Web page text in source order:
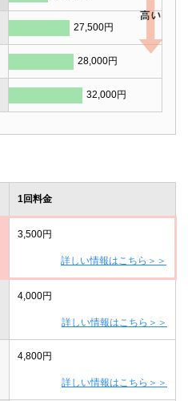
27,500円
28,000円
32,000円
1回料金
3,500円
詳しい情報はこちら＞＞
4,000円
詳しい情報はこちら＞＞
4,800円
詳しい情報はこちら＞＞